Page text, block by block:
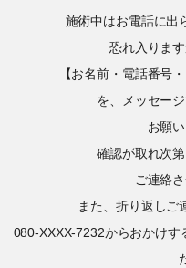
施術中はお電話に出
恐れ入りま
【お名前・電話番号
を、メッセー
お願
確認が取れ次
ご連絡
また、折り返しご
080-XXXX-7232からおかけす